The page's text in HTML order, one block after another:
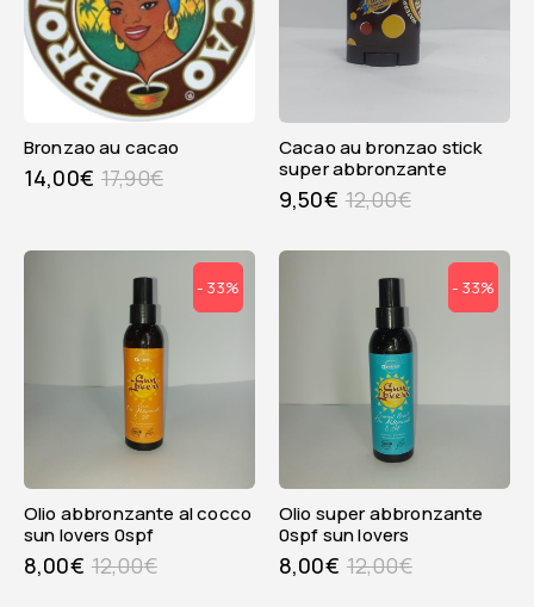
bronzao au cacao
17,90€
14,00€
cacao au bronzao stick
super abbronzante
12,00€
9,50€
- 33%
olio abbronzante al cocco
sun lovers 0spf
12,00€
8,00€
- 33%
olio super abbronzante
0spf sun lovers
12,00€
8,00€